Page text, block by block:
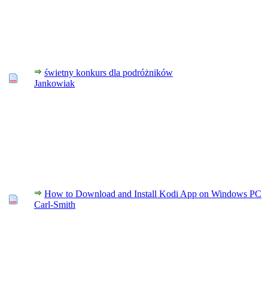
świetny konkurs dla podróżników
Jankowiak
How to Download and Install Kodi App on Windows PC
Carl-Smith